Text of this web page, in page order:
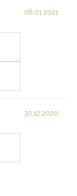
06.01.2021
30.12.2020